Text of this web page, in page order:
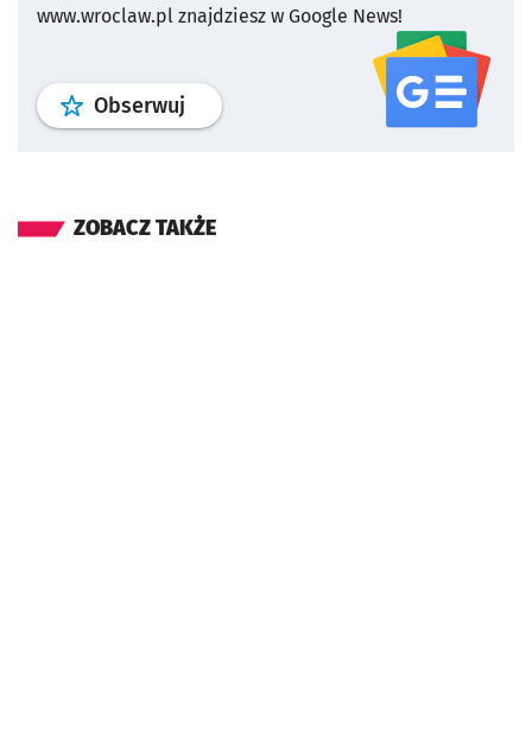
www.wroclaw.pl znajdziesz w Google News!
Obserwuj profil serwisu
ZOBACZ TAKŻE